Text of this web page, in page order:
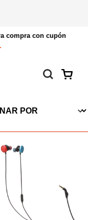
compra con cupón